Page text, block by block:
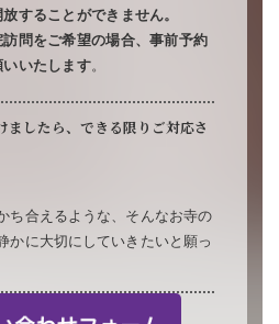
することができません。
問をご希望の場合、事前予約
いいたします。
ましたら、できる限りご対応さ
ち合えるような、そんなお寺の
かに大切にしていきたいと願っ